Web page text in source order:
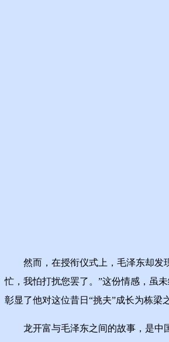
然而，在授衔仪式上，毛泽东却发现
忙，我怕打扰您罢了。”这份情感，虽
彰显了他对这位昔日“挑夫”成长为栋梁
龙开富与毛泽东之间的故事，是中国